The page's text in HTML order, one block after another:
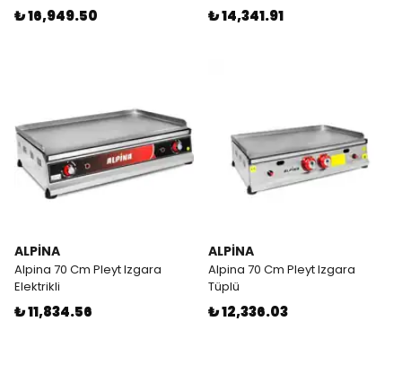
₺ 16,949.50 ₺ 14,341.91
ALPİNA
Alpina 70 Cm Pleyt Izgara
Elektrikli
₺ 11,834.56
ALPİNA
Alpina 70 Cm Pleyt Izgara
Tüplü
₺ 12,336.03